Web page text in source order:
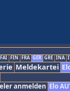
FAI FIN FRA GER GRE INA
Meldekartei
anmelden Elo